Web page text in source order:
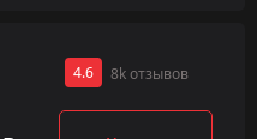
4.6 8k отзывов